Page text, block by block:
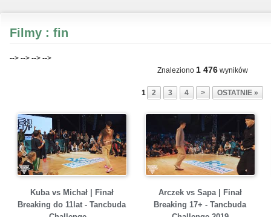
Filmy : fin
--> --> --> -->
Znaleziono 1 476 wyników
1 2 3 4 > OSTATNIE »
Kuba vs Michał | Finał
Breaking do 11lat - Tancbuda
Arczek vs Sapa | Finał
Breaking 17+ - Tancbuda